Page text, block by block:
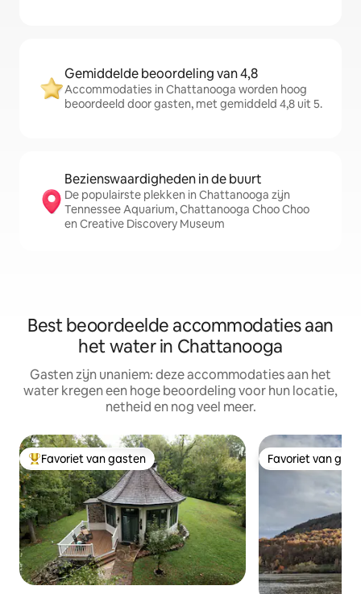
Gemiddelde beoordeling van 4,8
Accommodaties in Chattanooga worden hoog
beoordeeld door gasten, met gemiddeld 4,8 uit 5.
Bezienswaardigheden in de buurt
De populairste plekken in Chattanooga zijn
Tennessee Aquarium, Chattanooga Choo Choo
en Creative Discovery Museum
Best beoordeelde accommodaties aan
het water in Chattanooga
Gasten zijn unaniem: deze accommodaties aan het
water kregen een hoge beoordeling voor hun locatie,
netheid en nog veel meer.
Topfavoriet van gasten
Favoriet van gasten Favoriet van
Favoriet van